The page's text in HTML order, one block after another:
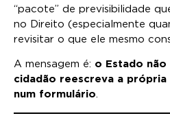
“pacote” de previsibilidade
no Direito (especialmente
revisitar o que ele mesmo
A mensagem é: o Estado
cidadão reescreva a
num formulário.